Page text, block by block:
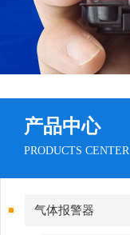
产品中心
PRODUCTS CENTER
气体报警器